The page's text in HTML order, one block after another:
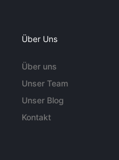
Über Uns
Über uns
Unser Team
Unser Blog
Kontakt